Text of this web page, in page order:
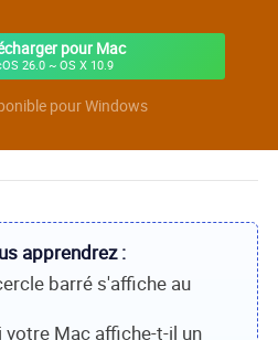
pour Mac
26.0 ~ OS X 10.9
pour Windows
apprendrez :
barré s'affiche au
votre Mac affiche-t-il un